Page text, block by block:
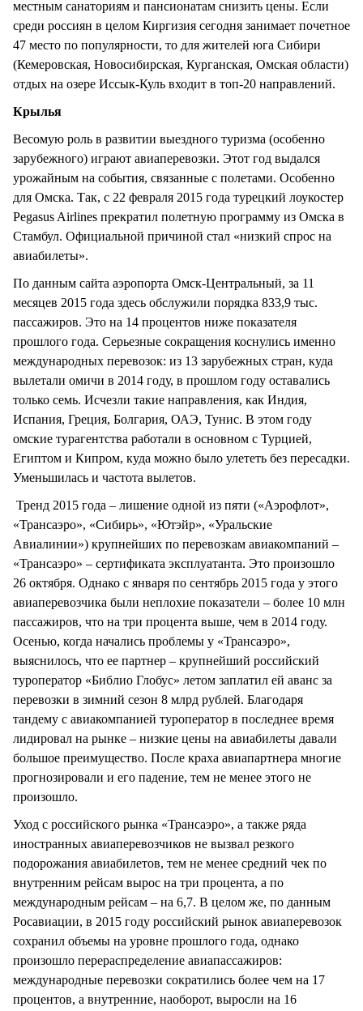
местным санаториям и пансионатам снизить цены. Если
среди россиян в целом Киргизия сегодня занимает почетное
47 место по популярности, то для жителей юга Сибири
(Кемеровская, Новосибирская, Курганская, Омская области)
отдых на озере Иссык-Куль входит в топ-20 направлений.
Крылья
Весомую роль в развитии выездного туризма (особенно
зарубежного) играют авиаперевозки. Этот год выдался
урожайным на события, связанные с полетами. Особенно
для Омска. Так, с 22 февраля 2015 года турецкий лоукостер
Pegasus Airlines прекратил полетную программу из Омска в
Стамбул. Официальной причиной стал «низкий спрос на
авиабилеты».
По данным сайта аэропорта Омск-Центральный, за 11
месяцев 2015 года здесь обслужили порядка 833,9 тыс.
пассажиров. Это на 14 процентов ниже показателя
прошлого года. Серьезные сокращения коснулись именно
международных перевозок: из 13 зарубежных стран, куда
вылетали омичи в 2014 году, в прошлом году оставались
только семь. Исчезли такие направления, как Индия,
Испания, Греция, Болгария, ОАЭ, Тунис. В этом году
омские турагентства работали в основном с Турцией,
Египтом и Кипром, куда можно было улететь без пересадки.
Уменьшилась и частота вылетов.
Тренд 2015 года – лишение одной из пяти («Аэрофлот»,
«Трансаэро», «Сибирь», «Ютэйр», «Уральские
Авиалинии») крупнейших по перевозкам авиакомпаний –
«Трансаэро» – сертификата эксплуатанта. Это произошло
26 октября. Однако с января по сентябрь 2015 года у этого
авиаперевозчика были неплохие показатели – более 10 млн
пассажиров, что на три процента выше, чем в 2014 году.
Осенью, когда начались проблемы у «Трансаэро»,
выяснилось, что ее партнер – крупнейший российский
туроператор «Библио Глобус» летом заплатил ей аванс за
перевозки в зимний сезон 8 млрд рублей. Благодаря
тандему с авиакомпанией туроператор в последнее время
лидировал на рынке – низкие цены на авиабилеты давали
большое преимущество. После краха авиапартнера многие
прогнозировали и его падение, тем не менее этого не
произошло.
Уход с российского рынка «Трансаэро», а также ряда
иностранных авиаперевозчиков не вызвал резкого
подорожания авиабилетов, тем не менее средний чек по
внутренним рейсам вырос на три процента, а по
международным рейсам – на 6,7. В целом же, по данным
Росавиации, в 2015 году российский рынок авиаперевозок
сохранил объемы на уровне прошлого года, однако
произошло перераспределение авиапассажиров:
международные перевозки сократились более чем на 17
процентов, а внутренние, наоборот, выросли на 16